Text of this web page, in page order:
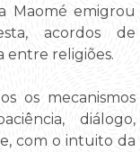
Maomé emigrou
acordos de
entre religiões.
os mecanismos
diálogo,
com o intuito da